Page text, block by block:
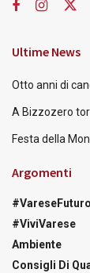
Ultime News
Otto anni di
A Bizzozero
Festa della
Argomenti
#VareseFuturo
#ViviVarese
Ambiente
Consigli Di